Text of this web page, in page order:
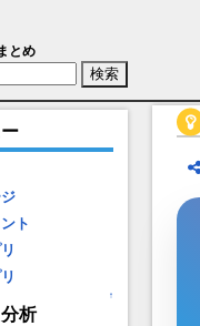
三島直也)【食物語】
とめ
ト
↑
析